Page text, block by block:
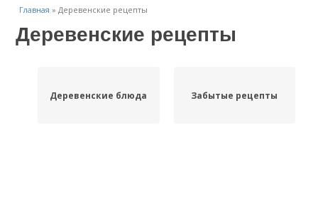
Главная »Деревенские рецепты
Деревенские рецепты
Деревенские блюда Забытые рецепты